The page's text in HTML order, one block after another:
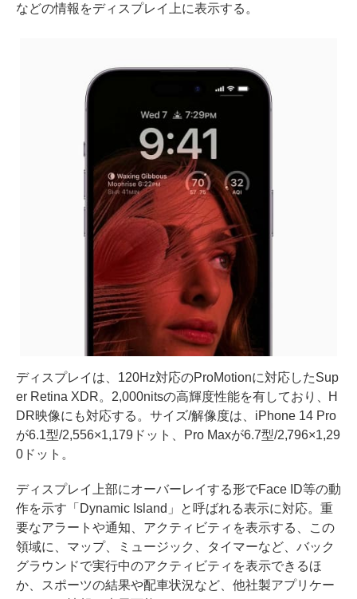
などの情報をディスプレイ上に表示する。
ディスプレイは、120Hz対応のProMotionに対応したSup
er Retina XDR。2,000nitsの高輝度性能を有しており、H
DR映像にも対応する。サイズ/解像度は、iPhone 14 Pro
が6.1型/2,556×1,179ドット、Pro Maxが6.7型/2,796×1,29
0ドット。
ディスプレイ上部にオーバーレイする形でFace ID等の動
作を示す「Dynamic Island」と呼ばれる表示に対応。重
要なアラートや通知、アクティビティを表示する、この
領域に、マップ、ミュージック、タイマーなど、バック
グラウンドで実行中のアクティビティを表示できるほ
か、スポーツの結果や配車状況など、他社製アプリケー